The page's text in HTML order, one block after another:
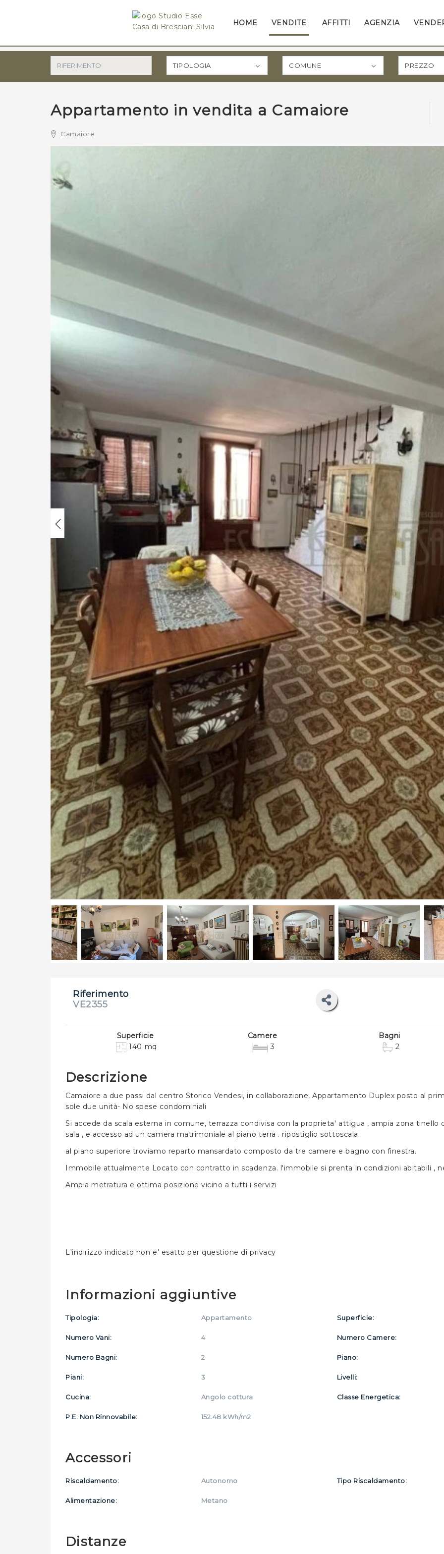
HOME VENDITE AFFITTI AGENZIA
TIPOLOGIA COMUNE PREZZO
Appartamento in vendita a Camaiore
Camaiore
Riferimento
VE2355
Superficie
140 mq
Camere
3
Bagni
2
Descrizione
Camaiore a due passi dal centro Storico Vendesi, in collaborazione, Appartamento Duplex posto al
sole due unità- No spese condominiali
Si accede da scala esterna in comune, terrazza condivisa con la proprieta' attigua , ampia zona
sala , e accesso ad un camera matrimoniale al piano terra . ripostiglio sottoscala.
al piano superiore troviamo reparto mansardato composto da tre camere e bagno con finestra.
Immobile attualmente Locato con contratto in scadenza. l'immobile si prenta in condizioni abitabili ,
Ampia metratura e ottima posizione vicino a tutti i servizi
L'indirizzo indicato non e' esatto per questione di privacy
Informazioni aggiuntive
Tipologia: Appartamento Superficie:
Numero Vani: 4 Numero Camere:
Numero Bagni: 2 Piano:
Piani: 3 Livelli:
Cucina: Angolo cottura Classe Energetica:
P.E. Non Rinnovabile: 152.48 kWh/m2
Accessori
Riscaldamento: Autonomo Tipo Riscaldamento:
Alimentazione: Metano
Distanze
SCRIVICI SENZA IMPEGNO
Studio Esse Casa di Bresciani Silvia
0584 348004
*Il tuo cognome
Ho letto, compreso e accettato i
*Controllo Antispam: qual è il numero fra 8 e 10?
INVIA